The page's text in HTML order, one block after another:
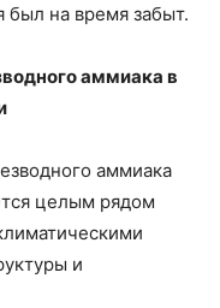
был на время забыт.
аммиака в
аммиака
целым рядом
и